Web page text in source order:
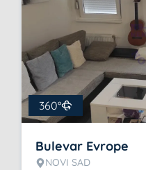
360°
Bulevar Evrope
NOVI SAD